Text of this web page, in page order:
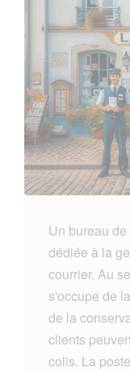
Un bureau
dédiée à la
courrier. Au
s'occupe de
de la
clients
colis. La